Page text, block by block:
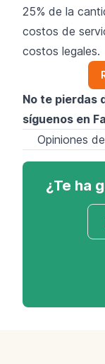
25% de la
costos de
costos legales.
No te pierdas
síguenos en
Opiniones
¿Te ha